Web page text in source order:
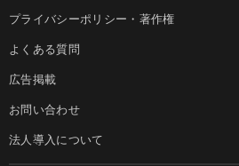
プライバシーポリシー・著作権
よくある質問
広告掲載
お問い合わせ
法人導入について